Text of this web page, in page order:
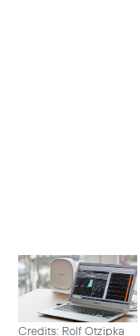
Credits: Rolf Otzipka